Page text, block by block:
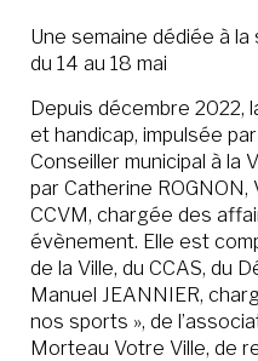
Une semaine dédiée à
du 14 au 18 mai
Depuis décembre 2022,
et handicap, impulsée
Conseiller municipal à la
par Catherine
CCVM, chargée des
évènement. Elle est
de la Ville, du CCAS, du
Manuel JEANNIER,
nos sports », de
Morteau Votre Ville, de